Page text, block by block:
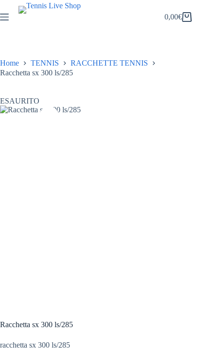
al
contenuto
Carrello
0,00€
Home TENNIS
RACCHETTE TENNIS
Racchetta sx 300 ls/285
ESAURITO
Racchetta sx 300 ls/285
racchetta sx 300 ls/285